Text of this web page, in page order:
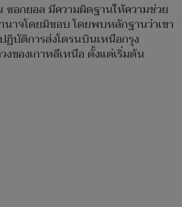
ซอกยอล มีความผิดฐานให้ความช่วย
นาจโดยมิชอบ โดยพบหลักฐานว่าเขา
บัติการส่งโดรนบินเหนือกรุง
งของเกาหลีเหนือ ตั้งแต่เริ่มต้น